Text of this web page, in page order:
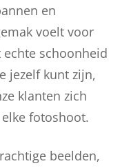
en
voelt voor
echte schoonheid
jezelf kunt zijn,
klanten zich
fotoshoot.
beelden,